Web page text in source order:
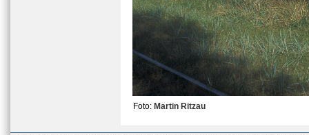
Foto: Martin Ritzau